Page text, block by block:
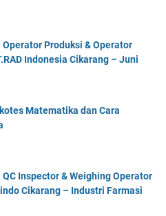
Produksi & Operator
Indonesia Cikarang – Juni
Matematika dan Cara
Inspector & Weighing Operator
Cikarang – Industri Farmasi